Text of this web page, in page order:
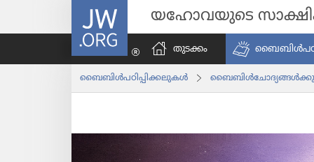
JW.ORG യഹോവയുടെ
തുടക്കം
ബൈബിൾപ​ഠി​പ്പി​ക്ക​ലു​കൾ